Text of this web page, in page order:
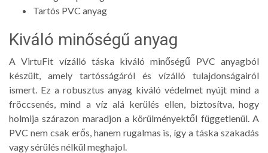
Tartós PVC anyag
Kiváló minőségű anyag
A VirtuFit vízálló táska kiváló minőségű PVC anyagból
készült, amely tartósságáról és vízálló tulajdonságairól
ismert. Ez a robusztus anyag kiváló védelmet nyújt mind a
fröccsenés, mind a víz alá kerülés ellen, biztosítva, hogy
holmija szárazon maradjon a körülményektől függetlenül. A
PVC nem csak erős, hanem rugalmas is, így a táska szakadás
vagy sérülés nélkül meghajol.